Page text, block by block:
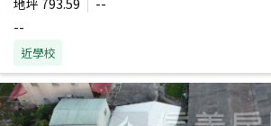
地坪 793.59
--
--
近學校